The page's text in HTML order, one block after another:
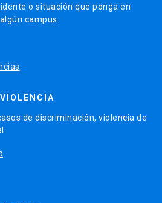
o situación que ponga en
campus.
de discriminación, violencia de